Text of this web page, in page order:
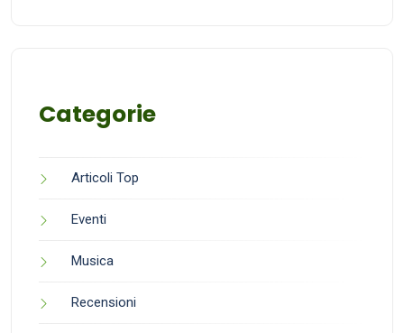
Categorie
Articoli Top
Eventi
Musica
Recensioni